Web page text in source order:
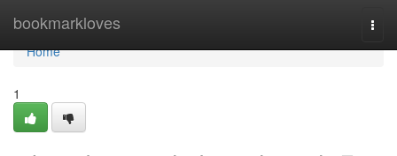
bookmarkloves
Home
Home
1